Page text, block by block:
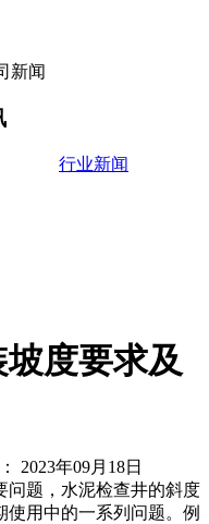
新闻
行业新闻
度要求及
2023年09月18日
问题，水泥检查井的斜度
用中的一系列问题。例